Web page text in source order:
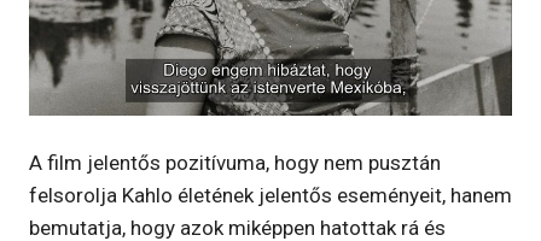
A film jelentős pozitívuma, hogy nem pusztán
felsorolja Kahlo életének jelentős eseményeit, hanem
bemutatja, hogy azok miképpen hatottak rá és